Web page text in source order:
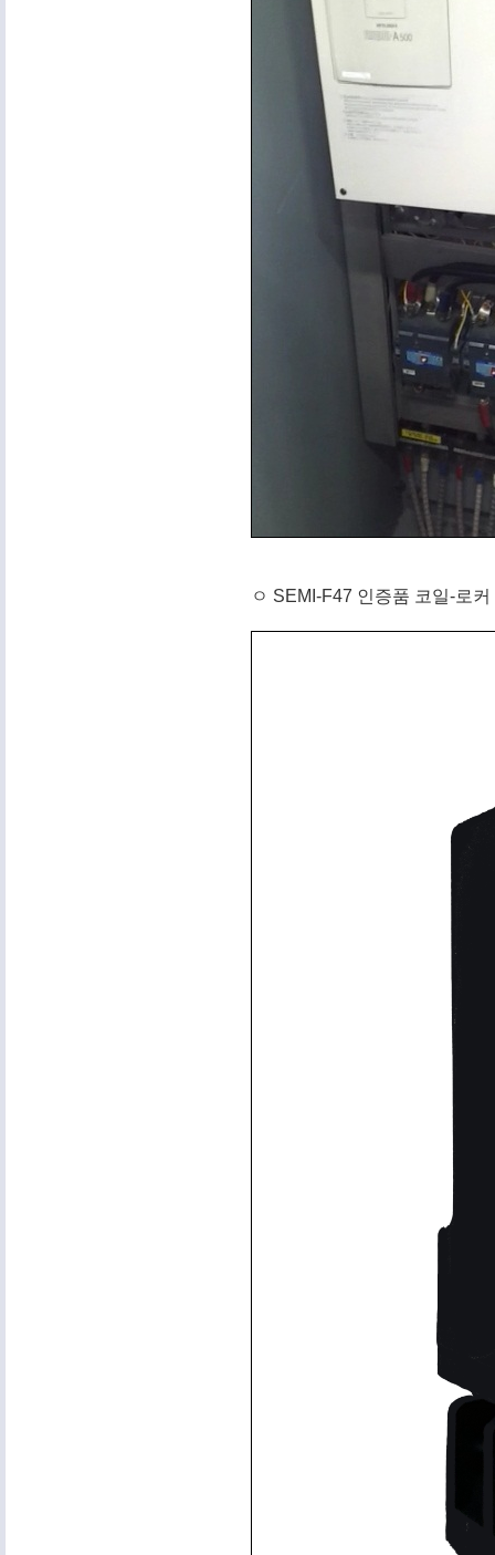
ㅇ SEMI-F47 인증품 코일-로커